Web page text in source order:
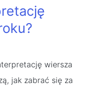
wiersza
jak zabrać się za